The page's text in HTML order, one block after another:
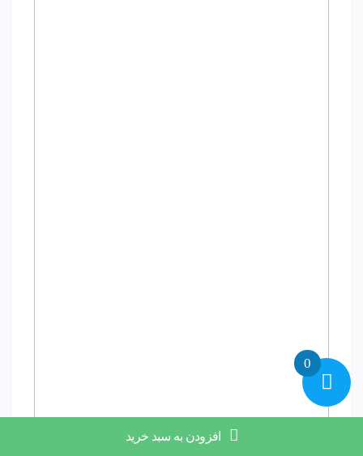
0
افزودن به سبد خرید